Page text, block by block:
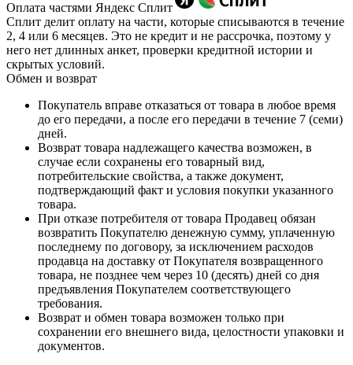
Оплата частями Яндекс Сплит
Сплит делит оплату на части, которые списываются в течение
2, 4 или 6 месяцев. Это не кредит и не рассрочка, поэтому у
него нет длинных анкет, проверки кредитной истории и
скрытых условий.
Обмен и возврат
Покупатель вправе отказаться от товара в любое время
до его передачи, а после его передачи в течение 7 (семи)
дней.
Возврат товара надлежащего качества возможен, в
случае если сохранены его товарный вид,
потребительские свойства, а также документ,
подтверждающий факт и условия покупки указанного
товара.
При отказе потребителя от товара Продавец обязан
возвратить Покупателю денежную сумму, уплаченную
последнему по договору, за исключением расходов
продавца на доставку от Покупателя возвращенного
товара, не позднее чем через 10 (десять) дней со дня
предъявления Покупателем соответствующего
требования.
Возврат и обмен товара возможен только при
сохранении его внешнего вида, целостности упаковки и
документов.